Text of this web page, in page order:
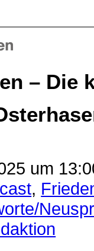
– Die
um
,